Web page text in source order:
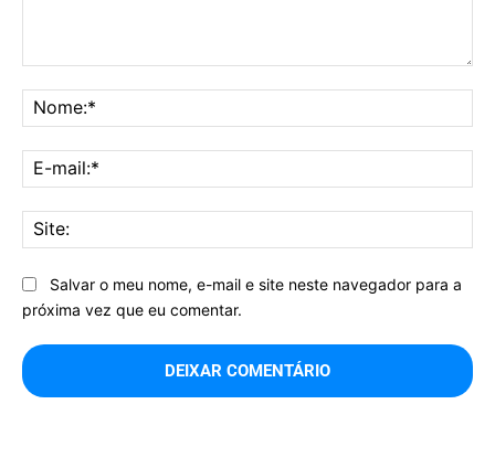
Salvar o meu nome, e-mail e site neste navegador para a
próxima vez que eu comentar.